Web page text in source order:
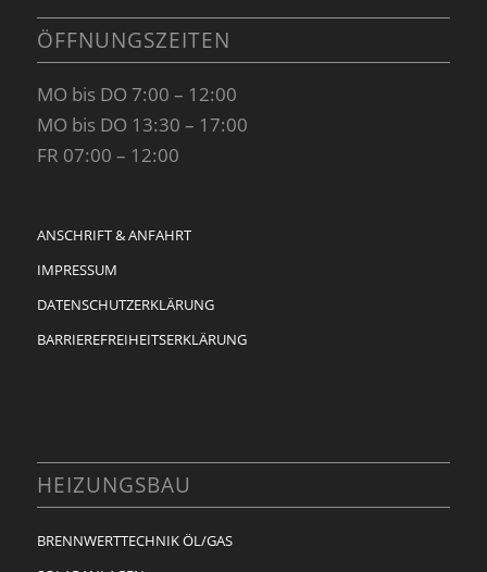
ÖFFNUNGSZEITEN
MO bis DO 7:00 – 12:00
MO bis DO 13:30 – 17:00
FR 07:00 – 12:00
ANSCHRIFT & ANFAHRT
IMPRESSUM
DATENSCHUTZERKLÄRUNG
BARRIEREFREIHEITSERKLÄRUNG
HEIZUNGSBAU
BRENNWERTTECHNIK ÖL/GAS